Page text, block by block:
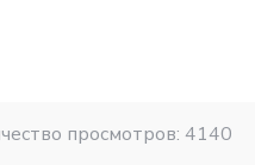
просмотров: 4140